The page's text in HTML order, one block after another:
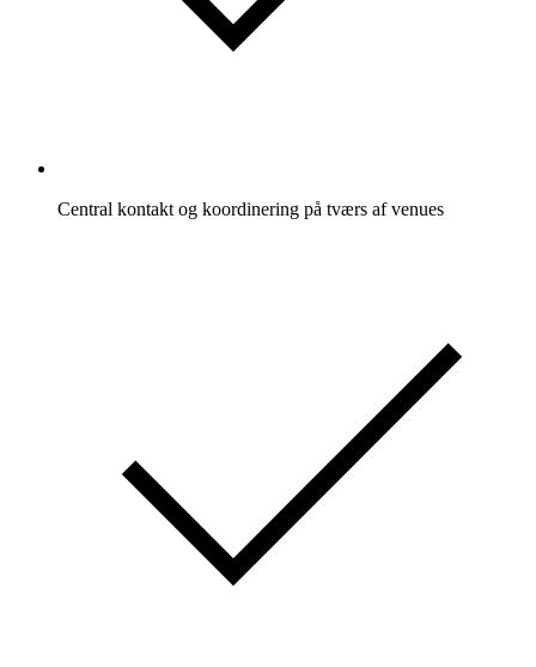
Central kontakt og koordinering på tværs af venues